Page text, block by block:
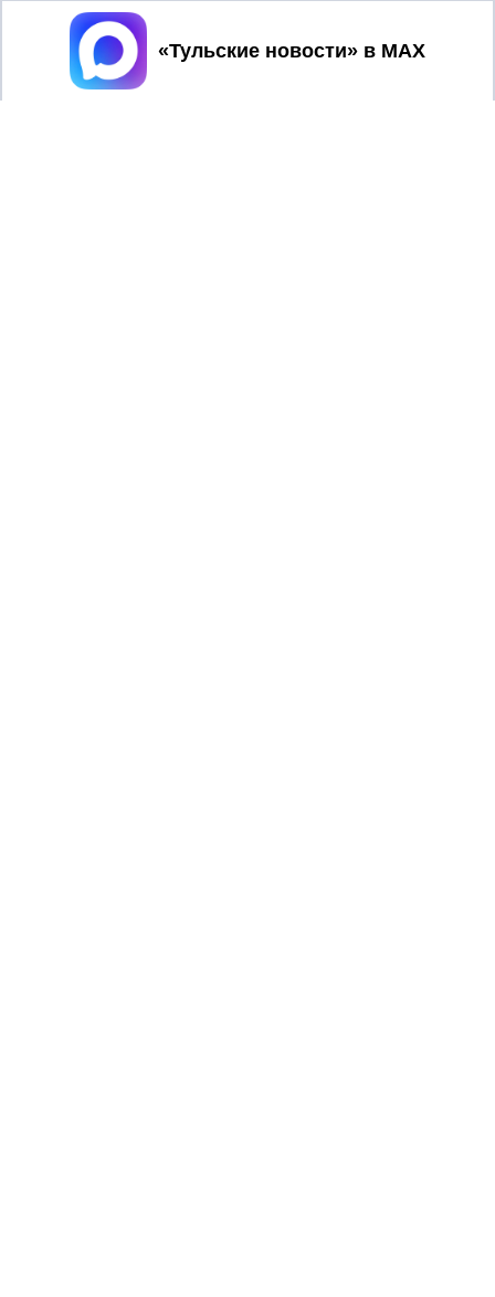
Принять